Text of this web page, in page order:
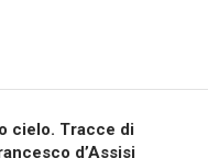
cielo. Tracce di
d’Assisi